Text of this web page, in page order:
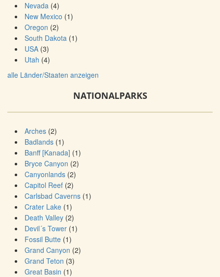
Nevada (4)
New Mexico (1)
Oregon (2)
South Dakota (1)
USA (3)
Utah (4)
alle Länder/Staaten anzeigen
NATIONALPARKS
Arches (2)
Badlands (1)
Banff [Kanada] (1)
Bryce Canyon (2)
Canyonlands (2)
Capitol Reef (2)
Carlsbad Caverns (1)
Crater Lake (1)
Death Valley (2)
Devil´s Tower (1)
Fossil Butte (1)
Grand Canyon (2)
Grand Teton (3)
Great Basin (1)